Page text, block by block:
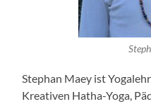
Stephan Maey ist
Kreativen Hatha-Yoga,